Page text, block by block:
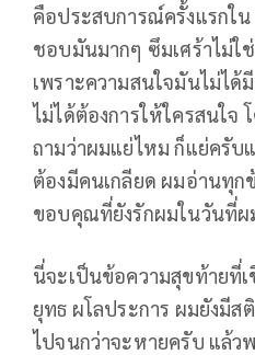
คือประสบการณ์ครั้งแรกใน
ชอบมันมากๆ ซึมเศร้าไม่ใ
เพราะความสนใจมันไม่ได้
ไม่ได้ต้องการให้ใครสนใจ
ถามว่าผมแย่ไหม ก็แย่ครับ
ต้องมีคนเกลียด ผมอ่านทุ
ขอบคุณที่ยังรักผมในวันที่ผม
นี่จะเป็นข้อความสุขท้ายที่เ
ยุทธ ผโลประการ ผมยังมีส
ไปจนกว่าจะหายครับ แล้